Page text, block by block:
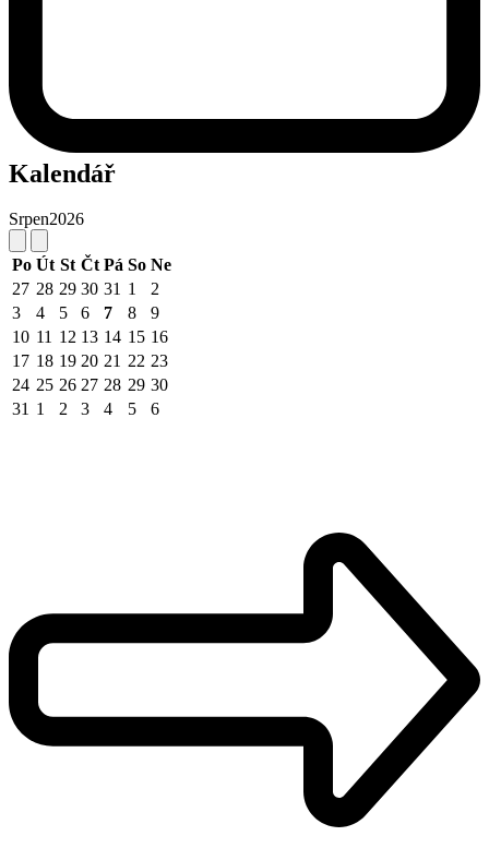
Kalendář
Srpen2026
Po Út St Čt Pá So Ne
27 28 29 30 31 1
2
3
4 5 6 7 8
9
10 11 12 13 14 15 16
17 18 19 20 21 22 23
24 25 26 27 28 29 30
31 1 2 3 4 5 6